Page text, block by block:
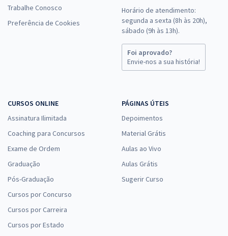
Trabalhe Conosco
Preferência de Cookies
Horário de atendimento:
segunda a sexta (8h às 20h),
sábado (9h às 13h).
Foi aprovado?
Envie-nos a sua história!
CURSOS ONLINE
Assinatura Ilimitada
Coaching para Concursos
Exame de Ordem
Graduação
Pós-Graduação
Cursos por Concurso
Cursos por Carreira
Cursos por Estado
PÁGINAS ÚTEIS
Depoimentos
Material Grátis
Aulas ao Vivo
Aulas Grátis
Sugerir Curso